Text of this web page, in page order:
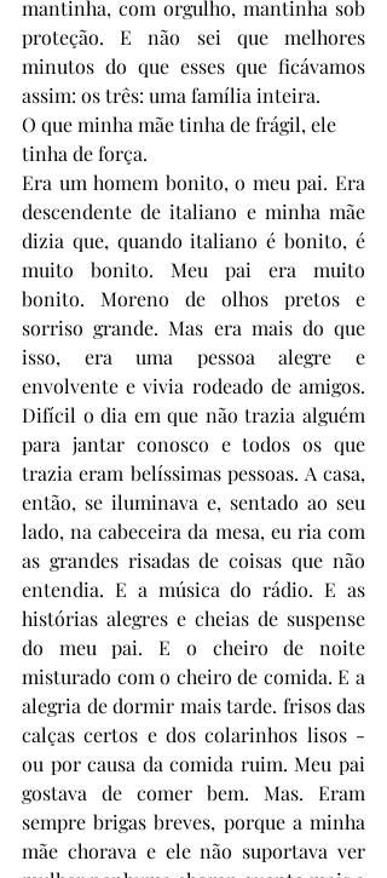
mantinha, com orgulho, mantinha sob
proteção. E não sei que melhores
minutos do que esses que ficávamos
assim: os três: uma família inteira.
O que minha mãe tinha de frágil, ele
tinha de força.
Era um homem bonito, o meu pai. Era
descendente de italiano e minha mãe
dizia que, quando italiano é bonito, é
muito bonito. Meu pai era muito
bonito. Moreno de olhos pretos e
sorriso grande. Mas era mais do que
isso, era uma pessoa alegre e
envolvente e vivia rodeado de amigos.
Difícil o dia em que não trazia alguém
para jantar conosco e todos os que
trazia eram belíssimas pessoas. A casa,
então, se iluminava e, sentado ao seu
lado, na cabeceira da mesa, eu ria com
as grandes risadas de coisas que não
entendia. E a música do rádio. E as
histórias alegres e cheias de suspense
do meu pai. E o cheiro de noite
misturado com o cheiro de comida. E a
alegria de dormir mais tarde. frisos das
calças certos e dos colarinhos lisos -
ou por causa da comida ruim. Meu pai
gostava de comer bem. Mas. Eram
sempre brigas breves, porque a minha
mãe chorava e ele não suportava ver